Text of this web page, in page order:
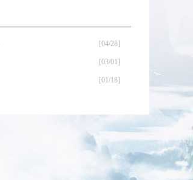
[04/28]
[03/01]
[01/18]